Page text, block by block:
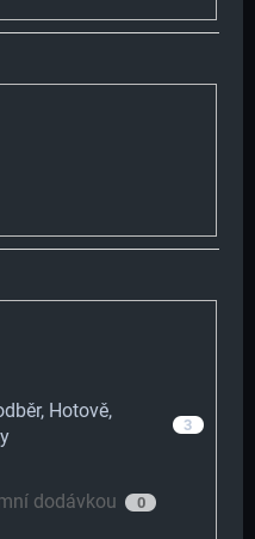
Hotově,
3
dodávkou 0